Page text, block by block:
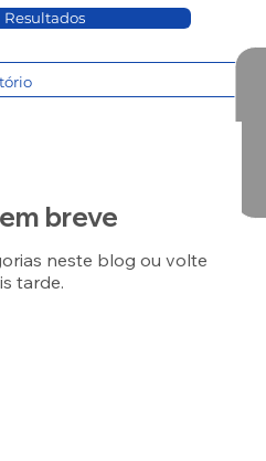
Resultados
breve
neste blog ou volte
tarde.